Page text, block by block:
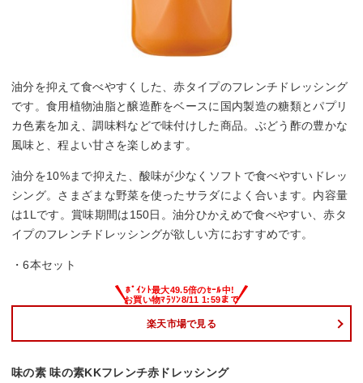
油分を抑えて食べやすくした、赤タイプのフレンチドレッシング
です。食用植物油脂と醸造酢をベースに国内製造の糖類とパプリ
カ色素を加え、調味料などで味付けした商品。ぶどう酢の豊かな
風味と、程よい甘さを楽しめます。
油分を10%まで抑えた、酸味が少なくソフトで食べやすいドレッ
シング。さまざまな野菜を使ったサラダによく合います。内容量
は1Lです。賞味期間は150日。油分ひかえめで食べやすい、赤タ
イプのフレンチドレッシングが欲しい方におすすめです。
・6本セット
楽天市場で見る
味の素 味の素KKフレンチ赤ドレッシング